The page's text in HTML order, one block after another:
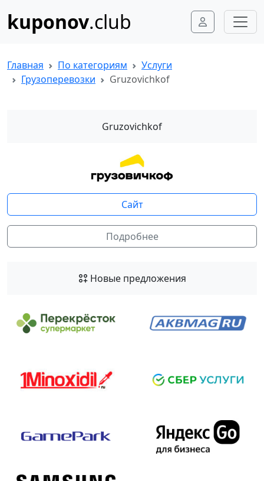
kuponov.club
Главная По категориям
Услуги
Грузоперевозки
Gruzovichkof
Gruzovichkof
Сайт
Подробнее
Новые предложения